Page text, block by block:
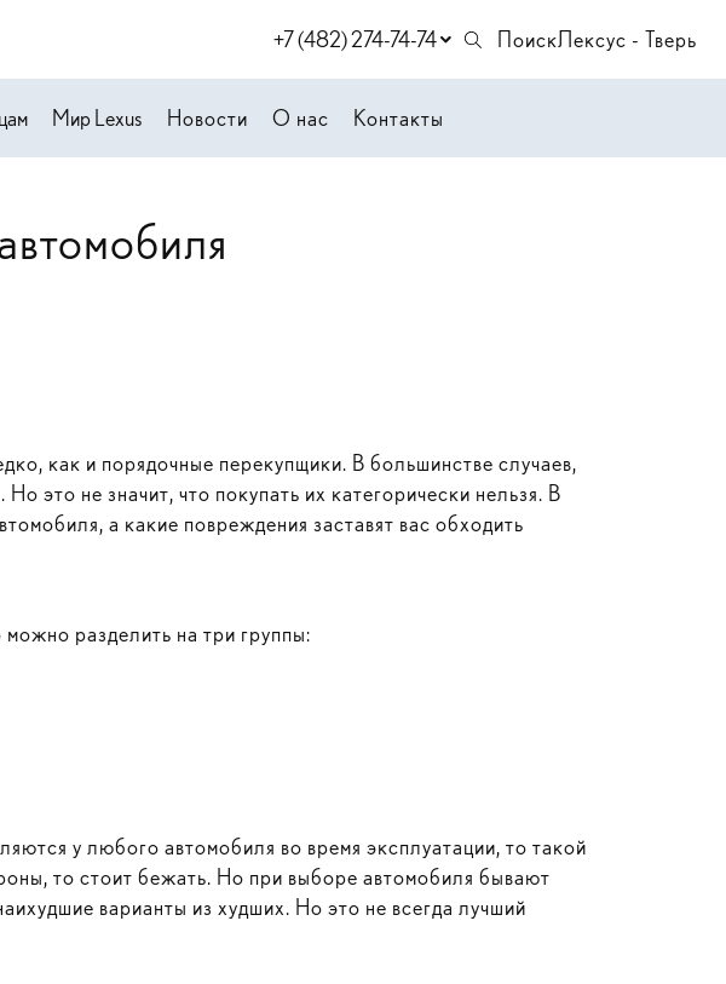
+7 (482) 274-74-74 ПоискЛексус - Тверь
Мир Lexus Новости О нас Контакты
как и порядочные перекупщики. В большинстве случаев,
это не значит, что покупать их категорически нельзя. В
а какие повреждения заставят вас обходить
разделить на три группы:
у любого автомобиля во время эксплуатации, то такой
то стоит бежать. Но при выборе автомобиля бывают
варианты из худших. Но это не всегда лучший